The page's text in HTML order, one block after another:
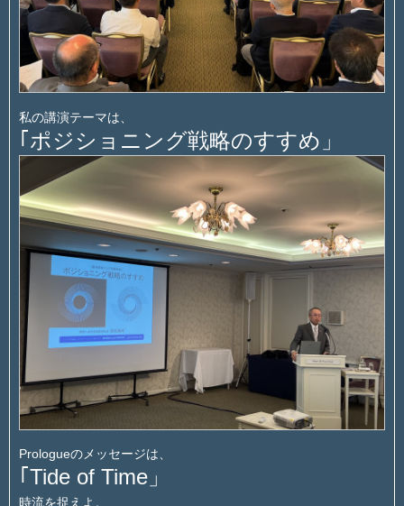
私の講演テーマは、
｢ポジショニング戦略のすすめ」
Prologueのメッセージは、
｢Tide of Time」
時流を捉えよ。